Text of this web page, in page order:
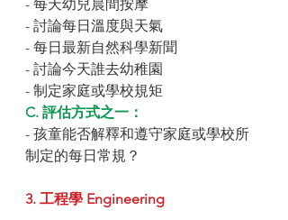
- 每天幼兒晨間按摩
- 討論每日溫度與天氣
- 每日最新自然科學新聞
- 討論今天誰去幼稚園
- 制定家庭或學校規矩
C. 評估方式之一：
- 孩童能否解釋和遵守家庭或學校所
制定的每日常規？
3. 工程學 Engineering